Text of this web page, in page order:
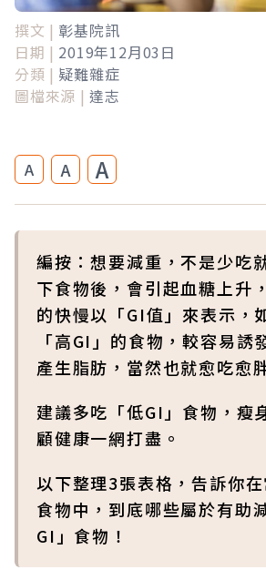
撰文 | 彰基院訊
日期 | 2019年12月03日
分類 | 疑難雜症
圖檔來源 | 達志
A A A
編按：想要減重，不是少吃
下食物後，會引起血糖上升
的快慢以「GI值」來表示，
「高GI」的食物，較容易誘
產生脂肪，當然也就愈吃愈
建議多吃「低GI」食物，瘦
顧健康一網打盡。
以下整理3張表格，告訴你
食物中，到底哪些屬於有助
GI」食物！